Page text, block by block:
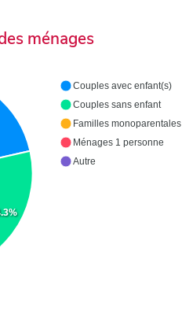
ménages
Couples avec enfant(s)
Couples sans enfant
Familles monoparentales
Ménages 1 personne
Autre